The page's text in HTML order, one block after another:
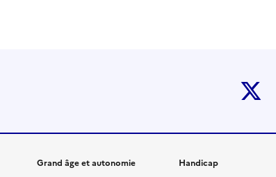
Grand âge et autonomie Handicap